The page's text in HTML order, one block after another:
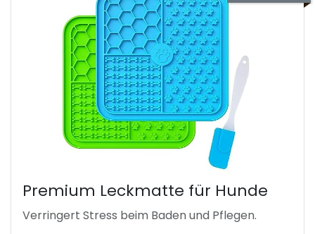
Premium Leckmatte für Hunde
Verringert Stress beim Baden und Pflegen.